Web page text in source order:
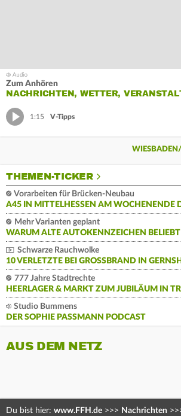
Zum Anhören
NACHRICHTEN, WETTER,
1:15 V-Tipps
THEMEN-TICKER
Vorarbeiten für Brücken-Neubau
A45 IN MITTELHESSEN AM WOCHENENDE
Mehr Varianten geplant
WARUM ALTE AUTOKENNZEICHEN
Schwarze Rauchwolke
10 VERLETZTE BEI GROSSBRAND IN
777 Jahre Stadtrechte
HEERLAGER & MARKT ZUM JUBILÄUM IN
Studio Bummens
DER SOPHIE PASSMANN PODCAST
AUS DEM NETZ
Du bist hier: www.FFH.de >>> Nachrichten